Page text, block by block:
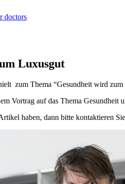
doctors
Luxusgut
zum Thema “Gesundheit wird zum
Vortrag auf das Thema
haben, dann bitte kontaktieren